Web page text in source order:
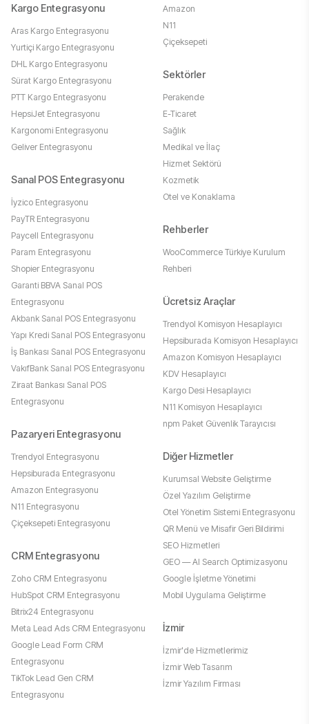
Kargo Entegrasyonu
Aras Kargo Entegrasyonu
Yurtiçi Kargo Entegrasyonu
DHL Kargo Entegrasyonu
Sürat Kargo Entegrasyonu
PTT Kargo Entegrasyonu
HepsiJet Entegrasyonu
Kargonomi Entegrasyonu
Geliver Entegrasyonu
Sanal POS Entegrasyonu
İyzico Entegrasyonu
PayTR Entegrasyonu
Paycell Entegrasyonu
Param Entegrasyonu
Shopier Entegrasyonu
Garanti BBVA Sanal POS
Entegrasyonu
Akbank Sanal POS Entegrasyonu
Yapı Kredi Sanal POS Entegrasyonu
İş Bankası Sanal POS Entegrasyonu
VakıfBank Sanal POS Entegrasyonu
Ziraat Bankası Sanal POS
Entegrasyonu
Pazaryeri Entegrasyonu
Trendyol Entegrasyonu
Hepsiburada Entegrasyonu
Amazon Entegrasyonu
N11 Entegrasyonu
Çiçeksepeti Entegrasyonu
CRM Entegrasyonu
Zoho CRM Entegrasyonu
HubSpot CRM Entegrasyonu
Bitrix24 Entegrasyonu
Meta Lead Ads CRM Entegrasyonu
Google Lead Form CRM
Entegrasyonu
TikTok Lead Gen CRM
Entegrasyonu
Amazon
N11
Çiçeksepeti
Sektörler
Perakende
E-Ticaret
Sağlık
Medikal ve İlaç
Hizmet Sektörü
Kozmetik
Otel ve Konaklama
Rehberler
WooCommerce Türkiye Kurulum
Rehberi
Ücretsiz Araçlar
Trendyol Komisyon Hesaplayıcı
Hepsiburada Komisyon Hesaplayıcı
Amazon Komisyon Hesaplayıcı
KDV Hesaplayıcı
Kargo Desi Hesaplayıcı
N11 Komisyon Hesaplayıcı
npm Paket Güvenlik Tarayıcısı
Diğer Hizmetler
Kurumsal Website Geliştirme
Özel Yazılım Geliştirme
Otel Yönetim Sistemi Entegrasyonu
QR Menü ve Misafir Geri Bildirimi
SEO Hizmetleri
GEO — AI Search Optimizasyonu
Google İşletme Yönetimi
Mobil Uygulama Geliştirme
İzmir
İzmir'de Hizmetlerimiz
İzmir Web Tasarım
İzmir Yazılım Firması